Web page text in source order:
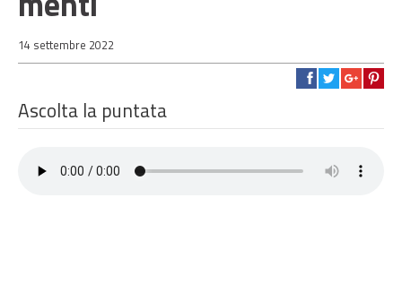
14 settembre 2022
Ascolta la puntata